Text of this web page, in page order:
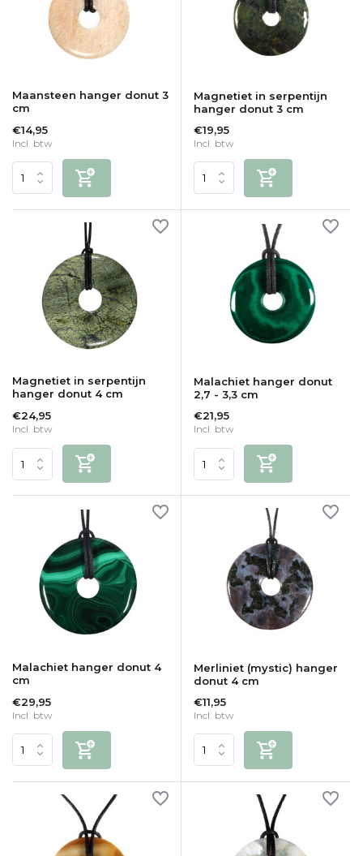
Maansteen hanger donut 3
cm
€14,95
Incl. btw
Magnetiet in serpentijn
hanger donut 3 cm
€19,95
Incl. btw
Magnetiet in serpentijn
hanger donut 4 cm
€24,95
Incl. btw
Malachiet hanger donut
2,7 - 3,3 cm
€21,95
Incl. btw
Malachiet hanger donut 4
cm
€29,95
Incl. btw
Merliniet (mystic) hanger
donut 4 cm
€11,95
Incl. btw